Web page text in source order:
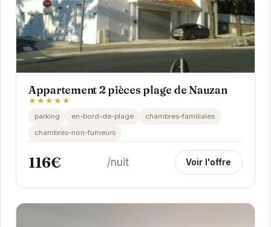
Appartement 2 pièces plage de Nauzan
★★★★★
parking en-bord-de-plage
chambres-familiales
chambres-non-fumeurs
116€ /nuit Voir l'offre